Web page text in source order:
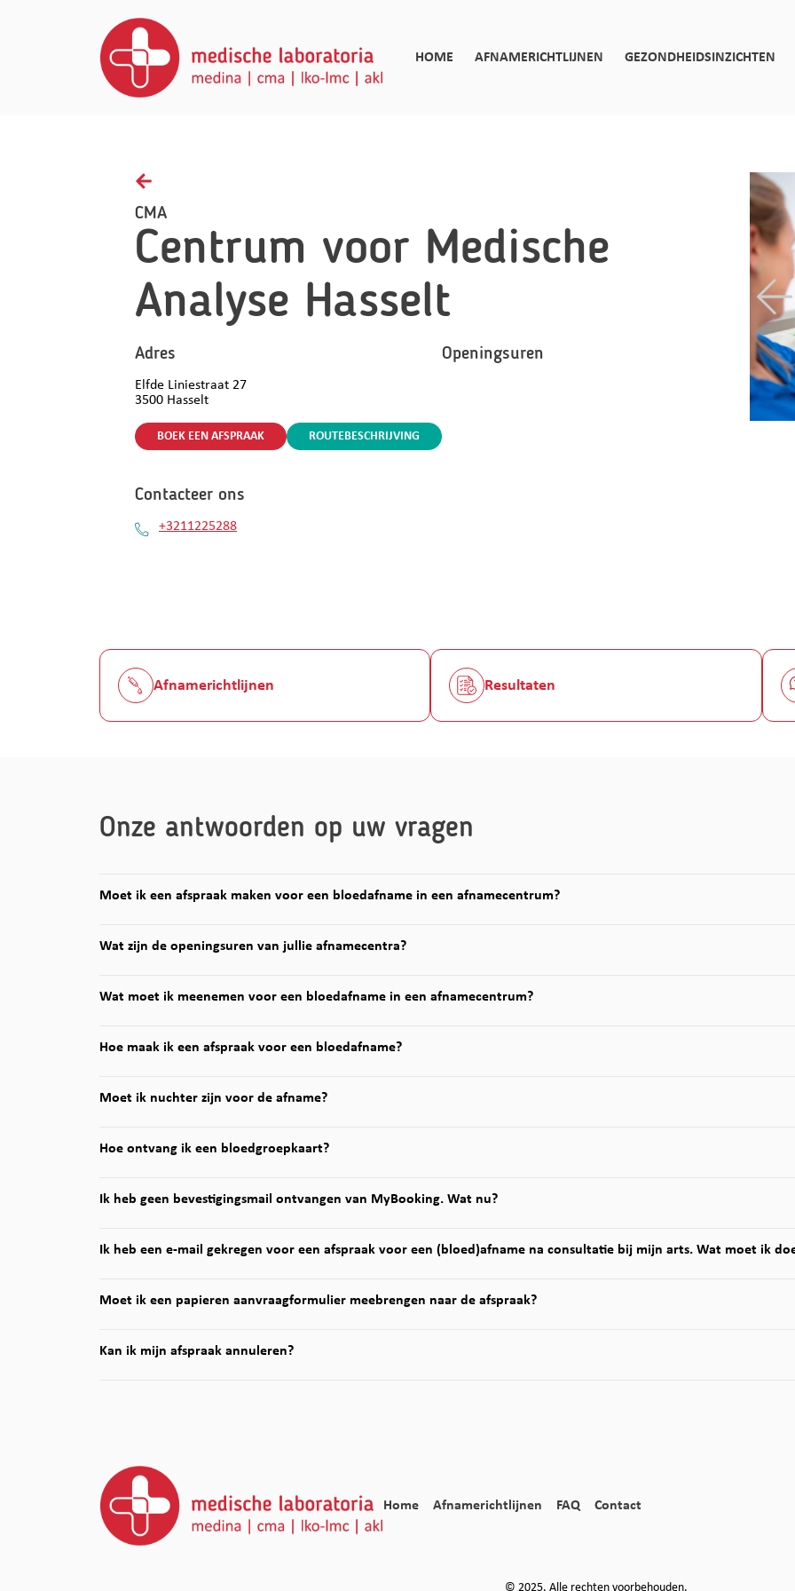
HOME AFNAMERICHTLIJNEN GEZONDHEIDSINZICHTEN
Afnamerichtlijnen
Gezondheidsinzichten
Contact
CMA
Centrum voor Medische
Analyse Hasselt
Adres
Elfde Liniestraat 27
3500 Hasselt
BOEK EEN AFSPRAAK ROUTEBESCHRIJVING
Openingsuren
Contacteer ons
+3211225288
Afnamerichtlijnen Resultaten
Onze antwoorden op uw vragen
Moet ik een afspraak maken voor een bloedafname in een afnamecentrum?
Wat zijn de openingsuren van jullie afnamecentra?
Wat moet ik meenemen voor een bloedafname in een afnamecentrum?
Hoe maak ik een afspraak voor een bloedafname?
Moet ik nuchter zijn voor de afname?
Hoe ontvang ik een bloedgroepkaart?
Ik heb geen bevestigingsmail ontvangen van MyBooking. Wat nu?
Ik heb een e-mail gekregen voor een afspraak voor een (bloed)afname na consultatie bij mijn arts. Wat moet ik
Moet ik een papieren aanvraagformulier meebrengen naar de afspraak?
Kan ik mijn afspraak annuleren?
Home Afnamerichtlijnen FAQ Contact
© 2025. Alle rechten voorbehouden.